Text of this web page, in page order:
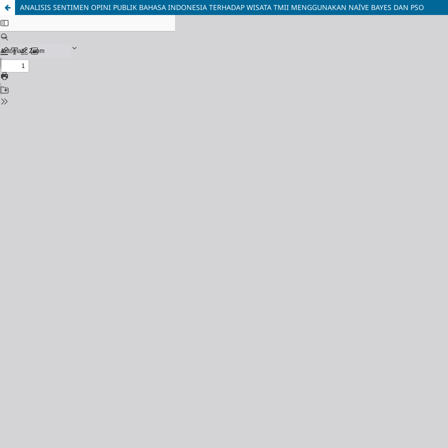
ANALISIS SENTIMEN OPINI PUBLIK BAHASA INDONESIA TERHADAP WISATA TMII MENGGUNAKAN NAÏVE BAYES DAN PSO